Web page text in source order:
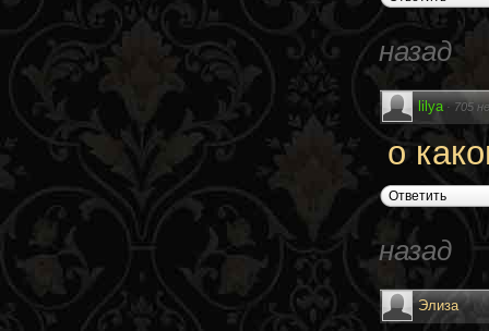
назад
lilya · 705
о
Ответить
назад
Элиза